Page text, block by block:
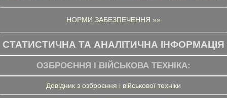
НОРМИ ЗАБЕЗПЕЧЕННЯ »»
СТАТИСТИЧНА ТА АНАЛІТИЧНА ІНФОРМАЦІЯ
ОЗБРОЄННЯ І ВІЙСЬКОВА ТЕХНІКА:
Довідник з озброєння і військової техніки